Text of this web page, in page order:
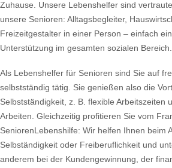
Zuhause. Unsere Lebenshelfer sind
unsere Senioren: Alltagsbegleiter,
Freizeitgestalter in einer Person – einfach
Unterstützung im gesamten sozialen Bereich.
Als Lebenshelfer für Senioren sind Sie auf
selbstständig tätig. Sie genießen also die
Selbstständigkeit, z. B. flexible Arbeitszeiten
Arbeiten. Gleichzeitig profitieren Sie vom
SeniorenLebenshilfe: Wir helfen Ihnen beim
Selbständigkeit oder Freiberuflichkeit und
anderem bei der Kundengewinnung, der